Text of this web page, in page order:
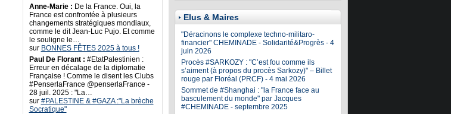
Anne-Marie : De la France. Oui, la
France est confrontée à plusieurs
changements stratégiques mondiaux,
comme le dit Jean-Luc Pujo. Et comme
le souligne le…
sur BONNES FÊTES 2025 à tous !
Paul De Florant : #EtatPalestinien :
Erreur en décalage de la diplomatie
Française ! Comme le disent les Clubs
#PenserlaFrance @penserlaFrance -
28 juil. 2025 : "La…
sur #PALESTINE & #GAZA :"La brèche
Socratique"
Elus & Maires
"Déracinons le complexe techno-militaro-
financier" CHEMINADE - Solidarité&Progrès - 4
juin 2026
Procès #SARKOZY : "C’est fou comme ils
s’aiment (à propos du procès Sarkozy)" – Billet
rouge par Floréal (PRCF) - 4 mai 2026
Sommet de #Shanghai : "la France face au
basculement du monde" par Jacques
#CHEMINADE - septembre 2025